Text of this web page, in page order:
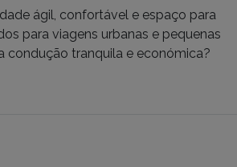
ágil, confortável e espaço para
para viagens urbanas e pequenas
condução tranquila e económica?